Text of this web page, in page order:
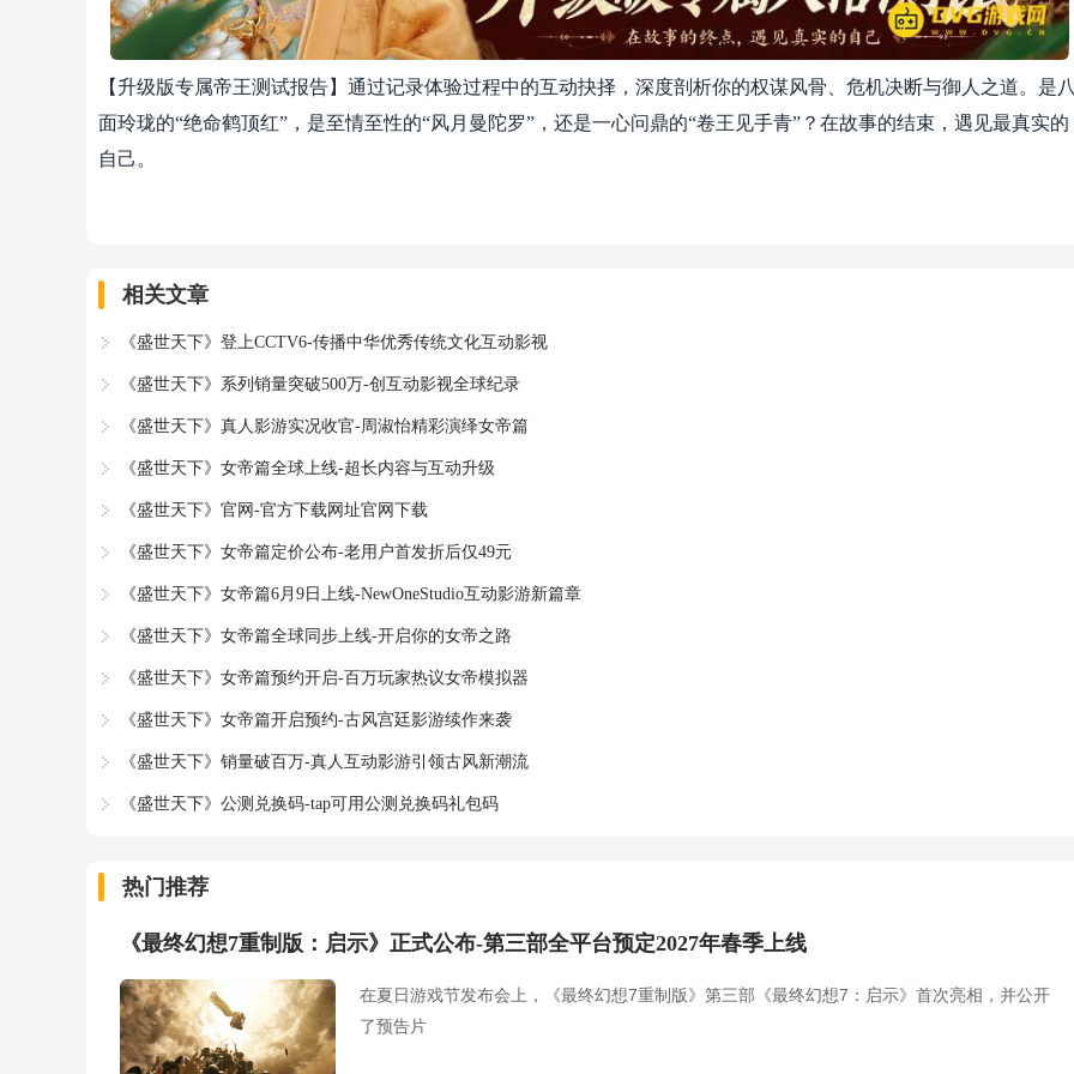
【升级版专属帝王测试报告】通过记录体验过程中的互动抉择，深度剖析你的权谋风骨、危机决断与御人之道。是
面玲珑的“绝命鹤顶红”，是至情至性的“风月曼陀罗”，还是一心问鼎的“卷王见手青”？在故事的结束，遇见最真实的
自己。
相关文章
《盛世天下》登上CCTV6-传播中华优秀传统文化互动影视
《盛世天下》系列销量突破500万-创互动影视全球纪录
《盛世天下》真人影游实况收官-周淑怡精彩演绎女帝篇
《盛世天下》女帝篇全球上线-超长内容与互动升级
《盛世天下》官网-官方下载网址官网下载
《盛世天下》女帝篇定价公布-老用户首发折后仅49元
《盛世天下》女帝篇6月9日上线-NewOneStudio互动影游新篇章
《盛世天下》女帝篇全球同步上线-开启你的女帝之路
《盛世天下》女帝篇预约开启-百万玩家热议女帝模拟器
《盛世天下》女帝篇开启预约-古风宫廷影游续作来袭
《盛世天下》销量破百万-真人互动影游引领古风新潮流
《盛世天下》公测兑换码-tap可用公测兑换码礼包码
热门推荐
《最终幻想7重制版：启示》正式公布-第三部全平台预定2027年春季上线
在夏日游戏节发布会上，《最终幻想7重制版》第三部《最终幻想7：启示》首次亮相，并公开
了预告片